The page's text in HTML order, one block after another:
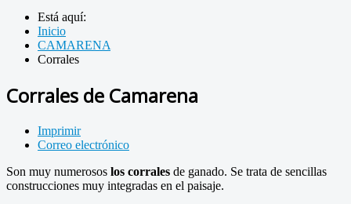
Está aquí:
Inicio
CAMARENA
Corrales
Corrales de Camarena
Imprimir
Correo electrónico
Son muy numerosos los corrales de ganado. Se trata de sencillas
construcciones muy integradas en el paisaje.